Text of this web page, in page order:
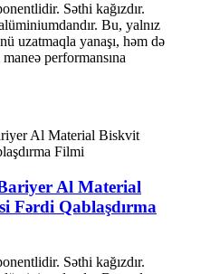
Səthi kağızdır.
Bu, yalnız
uzatmaqla yanaşı, həm də
performansına
Al Material
Fərdi Qablaşdırma
Səthi kağızdır.